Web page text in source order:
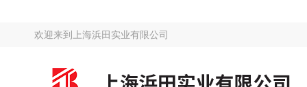
欢迎来到 上海浜田实业有限公司